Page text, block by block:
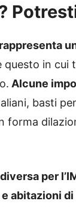
in cui
Alcune
basti
forma
per
abitazioni